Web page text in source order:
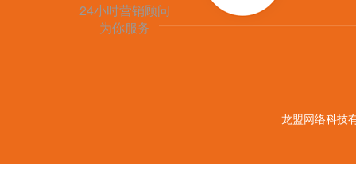
24小时营销顾问
为你服务
龙盟网络科技